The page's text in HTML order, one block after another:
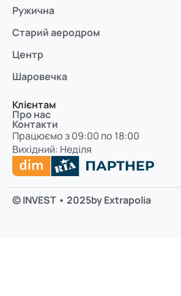
Ружична
Старий аеродром
Центр
Шаровечка
Клієнтам
Про нас
Контакти
Працюємо з 09:00 по 18:00
Вихідний: Неділя
© INVEST • 2025by Extrapolia